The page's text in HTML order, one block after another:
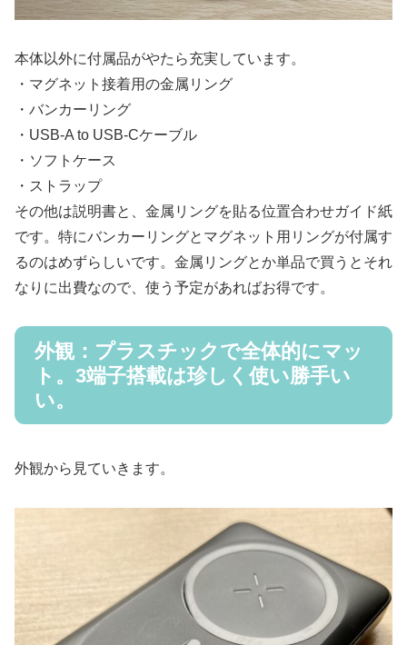
本体以外に付属品がやたら充実しています。
・マグネット接着用の金属リング
・バンカーリング
・USB-A to USB-Cケーブル
・ソフトケース
・ストラップ
その他は説明書と、金属リングを貼る位置合わせガイド紙
です。特にバンカーリングとマグネット用リングが付属す
るのはめずらしいです。金属リングとか単品で買うとそれ
なりに出費なので、使う予定があればお得です。
外観：プラスチックで全体的にマッ
ト。3端子搭載は珍しく使い勝手い
い。
外観から見ていきます。